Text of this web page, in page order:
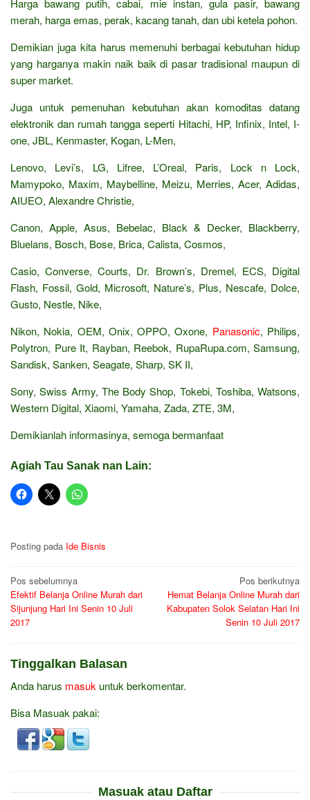
Harga bawang putih, cabai, mie instan, gula pasir, bawang
merah, harga emas, perak, kacang tanah, dan ubi ketela pohon.
Demikian juga kita harus memenuhi berbagai kebutuhan hidup
yang harganya makin naik baik di pasar tradisional maupun di
super market.
Juga untuk pemenuhan kebutuhan akan komoditas datang
elektronik dan rumah tangga seperti Hitachi, HP, Infinix, Intel, I-
one, JBL, Kenmaster, Kogan, L-Men,
Lenovo, Levi’s, LG, Lifree, L’Oreal, Paris, Lock n Lock,
Mamypoko, Maxim, Maybelline, Meizu, Merries, Acer, Adidas,
AIUEO, Alexandre Christie,
Canon, Apple, Asus, Bebelac, Black & Decker, Blackberry,
Bluelans, Bosch, Bose, Brica, Calista, Cosmos,
Casio, Converse, Courts, Dr. Brown’s, Dremel, ECS, Digital
Flash, Fossil, Gold, Microsoft, Nature’s, Plus, Nescafe, Dolce,
Gusto, Nestle, Nike,
Nikon, Nokia, OEM, Onix, OPPO, Oxone, Panasonic, Philips,
Polytron, Pure It, Rayban, Reebok, RupaRupa.com, Samsung,
Sandisk, Sanken, Seagate, Sharp, SK II,
Sony, Swiss Army, The Body Shop, Tokebi, Toshiba, Watsons,
Western Digital, Xiaomi, Yamaha, Zada, ZTE, 3M,
Demikianlah informasinya, semoga bermanfaat
Agiah Tau Sanak nan Lain:
Posting pada Ide Bisnis
Navigasi
pos
Pos sebelumnya
Efektif Belanja Online Murah dari
Sijunjung Hari Ini Senin 10 Juli
2017
Pos berikutnya
Hemat Belanja Online Murah dari
Kabupaten Solok Selatan Hari Ini
Senin 10 Juli 2017
Tinggalkan Balasan
Anda harus masuk untuk berkomentar.
Bisa Masuak pakai:
Masuak atau Daftar